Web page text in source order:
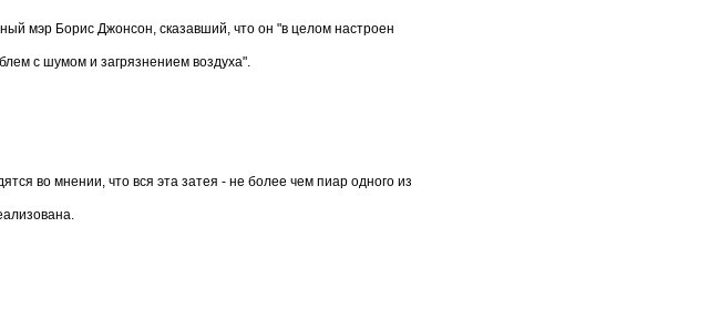
мэр Борис Джонсон, сказавший, что он "в целом настроен
с шумом и загрязнением воздуха".
во мнении, что вся эта затея - не более чем пиар одного из